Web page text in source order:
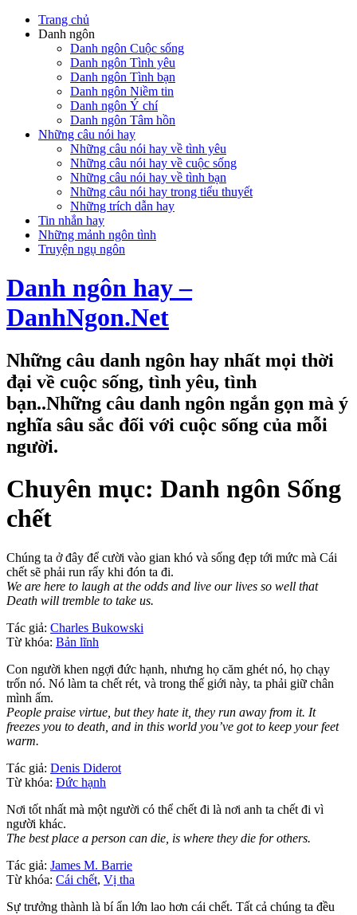
Trang chủ
Danh ngôn
Danh ngôn Cuộc sống
Danh ngôn Tình yêu
Danh ngôn Tình bạn
Danh ngôn Niềm tin
Danh ngôn Ý chí
Danh ngôn Tâm hồn
Những câu nói hay
Những câu nói hay về tình yêu
Những câu nói hay về cuộc sống
Những câu nói hay về tình bạn
Những câu nói hay trong tiểu thuyết
Những trích dẫn hay
Tin nhắn hay
Những mảnh ngôn tình
Truyện ngụ ngôn
Danh ngôn hay –
DanhNgon.Net
Những câu danh ngôn hay nhất mọi thời
đại về cuộc sống, tình yêu, tình
bạn..Những câu danh ngôn ngắn gọn mà ý
nghĩa sâu sắc đối với cuộc sống của mỗi
người.
Chuyên mục: Danh ngôn Sống
chết
Chúng ta ở đây để cười vào gian khó và sống đẹp tới mức mà Cái
chết sẽ phải run rẩy khi đón ta đi.
We are here to laugh at the odds and live our lives so well that
Death will tremble to take us.
Tác giả: Charles Bukowski
Từ khóa: Bản lĩnh
Con người khen ngợi đức hạnh, nhưng họ căm ghét nó, họ chạy
trốn nó. Nó làm ta chết rét, và trong thế giới này, ta phải giữ chân
mình ấm.
People praise virtue, but they hate it, they run away from it. It
freezes you to death, and in this world you’ve got to keep your feet
warm.
Tác giả: Denis Diderot
Từ khóa: Đức hạnh
Nơi tốt nhất mà một người có thể chết đi là nơi anh ta chết đi vì
người khác.
The best place a person can die, is where they die for others.
Tác giả: James M. Barrie
Từ khóa: Cái chết, Vị tha
Sự trưởng thành là bí ẩn lớn lao hơn cái chết. Tất cả chúng ta đều